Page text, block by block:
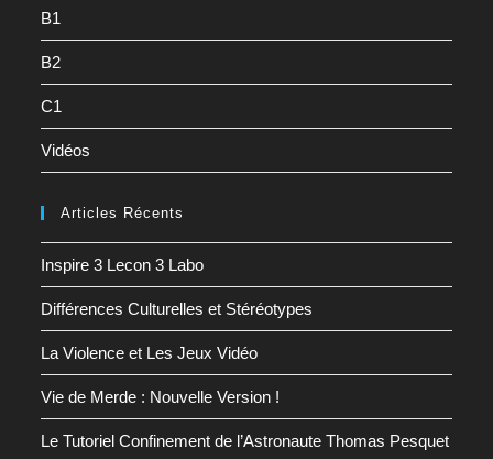
B1
B2
C1
Vidéos
Articles Récents
Inspire 3 Lecon 3 Labo
Différences Culturelles et Stéréotypes
La Violence et Les Jeux Vidéo
Vie de Merde : Nouvelle Version !
Le Tutoriel Confinement de l’Astronaute Thomas Pesquet